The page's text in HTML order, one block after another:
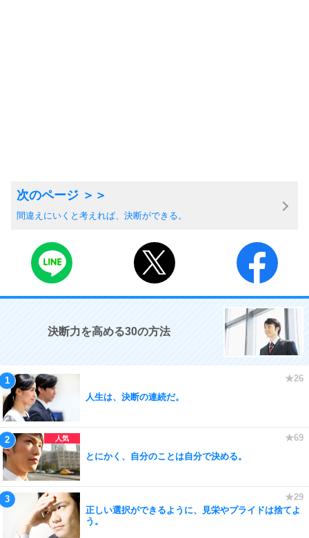
間違えにいくと考えれば、決断ができる。
決断力を高める30の方法
人生は、決断の連続だ。
とにかく、自分のことは自分で決める。
正しい選択ができるように、見栄やプライドは捨てよ
う。